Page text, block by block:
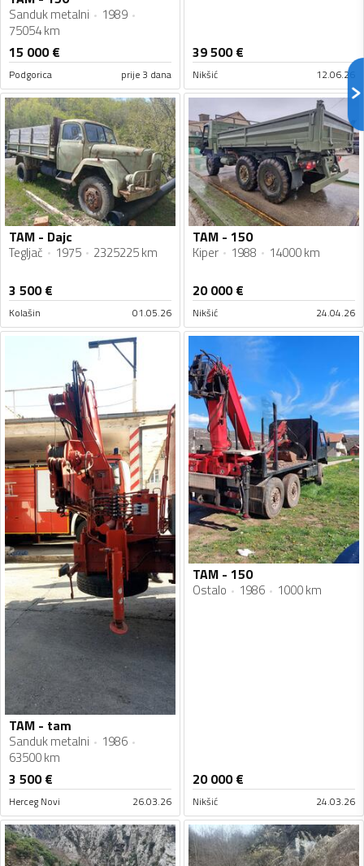
Sanduk metalni
1989
75054 km
15 000€
Podgorica prije 3 dana
39 500€
Nikšić 12.06.26
TAM - Dajc
Tegljač 1975 2325225 km
3 500€
Kolašin 01.05.26
TAM - 150
Kiper 1988 14000 km
20 000€
Nikšić 24.04.26
TAM - tam
Sanduk metalni
1986
63500 km
3 500€
Herceg Novi 26.03.26
TAM - 150
Ostalo 1986 1000 km
20 000€
Nikšić 24.03.26